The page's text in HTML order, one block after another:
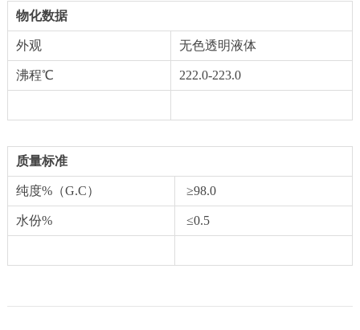
物化数据
外观 无色透明液体
沸程℃ 222.0-223.0
质量标准
纯度%（G.C） ≥98.0
水份% ≤0.5